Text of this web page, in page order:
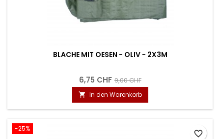
BLACHE MIT OESEN - OLIV - 2X3M
6,75 CHF 9,00 CHF
 In den Warenkorb
-25%
favorite_border